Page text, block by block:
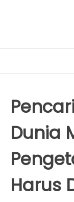
Dunia
Harus